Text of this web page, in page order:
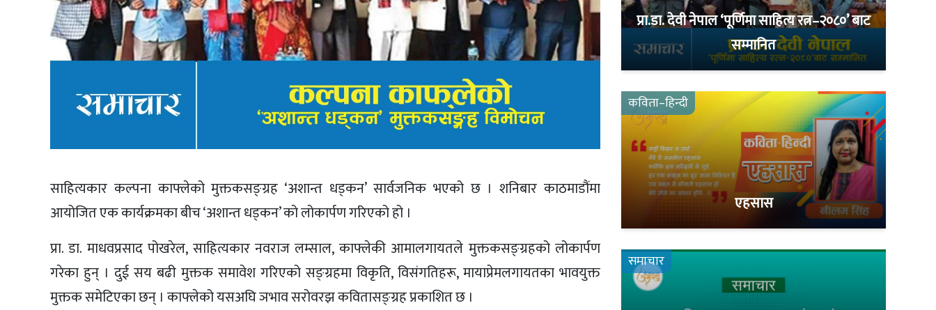
साहित्यकार कल्पना काफ्लेको मुक्तकसङ्ग्रह ‘अशान्त धड्कन’ सार्वजनिक भएको छ । शनिबार काठमाडौंमा
आयोजित एक कार्यक्रमका बीच ‘अशान्त धड्कन’ को लोकार्पण गरिएको हो ।
प्रा. डा. माधवप्रसाद पोखरेल, साहित्यकार नवराज लम्साल, काफ्लेकी आमालगायतले मुक्तकसङ्ग्रहको लोकार्पण
गरेका हुन् । दुई सय बढी मुक्तक समावेश गरिएको सङ्ग्रहमा विकृति, विसंगतिहरू, मायाप्रेमलगायतका भावयुक्त
मुक्तक समेटिएका छन् । काफ्लेको यसअघि ञभाव सरोवरझ कवितासङ्ग्रह प्रकाशित छ ।
प्रा.डा. देवी नेपाल ‘पूर्णिमा साहित्य रत्न–२०८०’ बाट
सम्मानित
कविता–हिन्दी
एहसास
समाचार